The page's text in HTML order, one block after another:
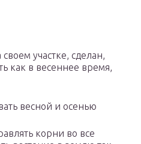
участке, сделан,
как в весеннее время,
весной и осенью
корни во все